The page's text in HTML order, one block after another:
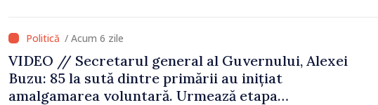
/ Acum 6 zile
VIDEO // Secretarul general al Guvernului, Alexei
Buzu: 85 la sută dintre primării au inițiat
amalgamarea voluntară. Urmează etapa